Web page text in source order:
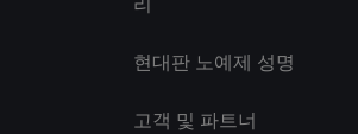
현대판 노예제 성명
고객 및 파트너